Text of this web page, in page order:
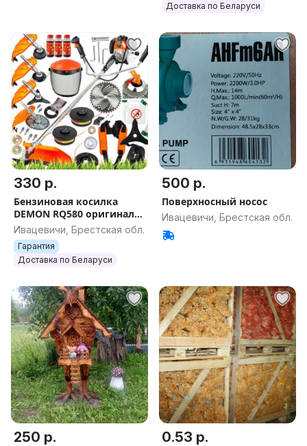
Доставка по Беларуси
330 р.
Бензиновая косилка
DEMON RQ580 оригинал
Польша шлицы триммер
бензокоса
Ивацевичи, Брестская обл.
Гарантия
Доставка по Беларуси
500 р.
Поверхносный носос
Ивацевичи, Брестская обл.
250 р. 0.53 р.